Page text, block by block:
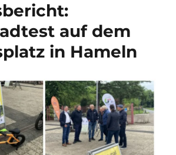
auf dem
in Hameln